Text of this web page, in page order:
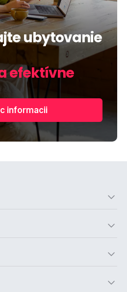
ubytovanie
efektívne
informacii